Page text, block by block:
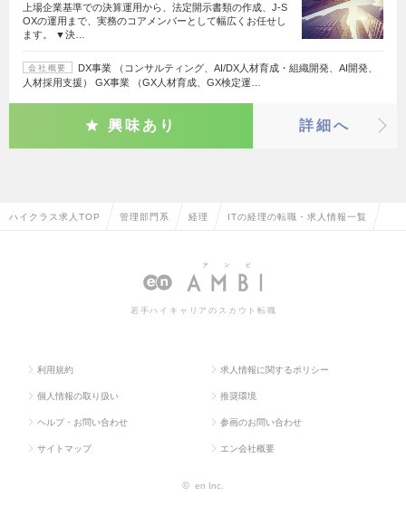
上場企業基準での決算運用から、法定開示書類の作成、J-S
OXの運用まで、実務のコアメンバーとして幅広くお任せし
ます。 ▼決…
会社概要
DX事業 （コンサルティング、AI/DX人材育成・組織開発、AI開発、
人材採用支援） GX事業 （GX人材育成、GX検定運…
興味あり 詳細へ
ハイクラス求人TOP 管理部門系 経理 ITの経理の転職・求人情報一覧
若手ハイキャリアのスカウト転職
利用規約 求人情報に関するポリシー
個人情報の取り扱い 推奨環境
ヘルプ・お問い合わせ 参画のお問い合わせ
サイトマップ エン会社概要
© en Inc.